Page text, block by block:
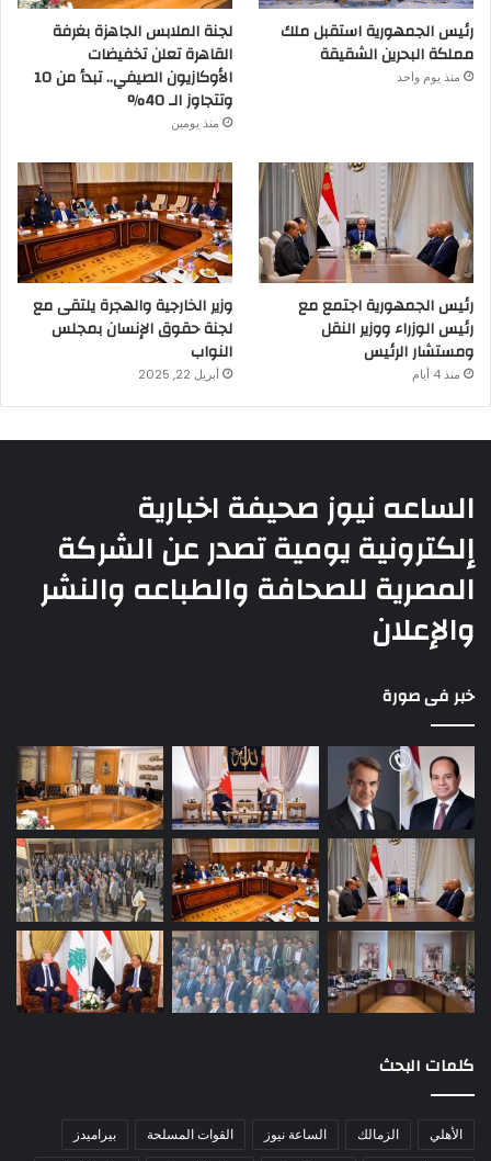
رئيس الجمهورية استقبل ملك
مملكة البحرين الشقيقة
منذ يوم واحد
لجنة الملابس الجاهزة بغرفة
القاهرة تعلن تخفيضات
الأوكازيون الصيفي.. تبدأ من 10
وتتجاوز الـ 40%
منذ يومين
رئيس الجمهورية اجتمع مع
رئيس الوزراء ووزير النقل
ومستشار الرئيس
منذ 4 أيام
وزير الخارجية والهجرة يلتقى مع
لجنة حقوق الإنسان بمجلس
النواب
أبريل 22, 2025
الساعه نيوز صحيفة اخبارية
إلكترونية يومية تصدر عن الشركة
المصرية للصحافة والطباعه والنشر
والإعلان
خبر فى صورة
كلمات البحث
الأهلي الزمالك الساعة نيوز القوات المسلحة
بيراميدز